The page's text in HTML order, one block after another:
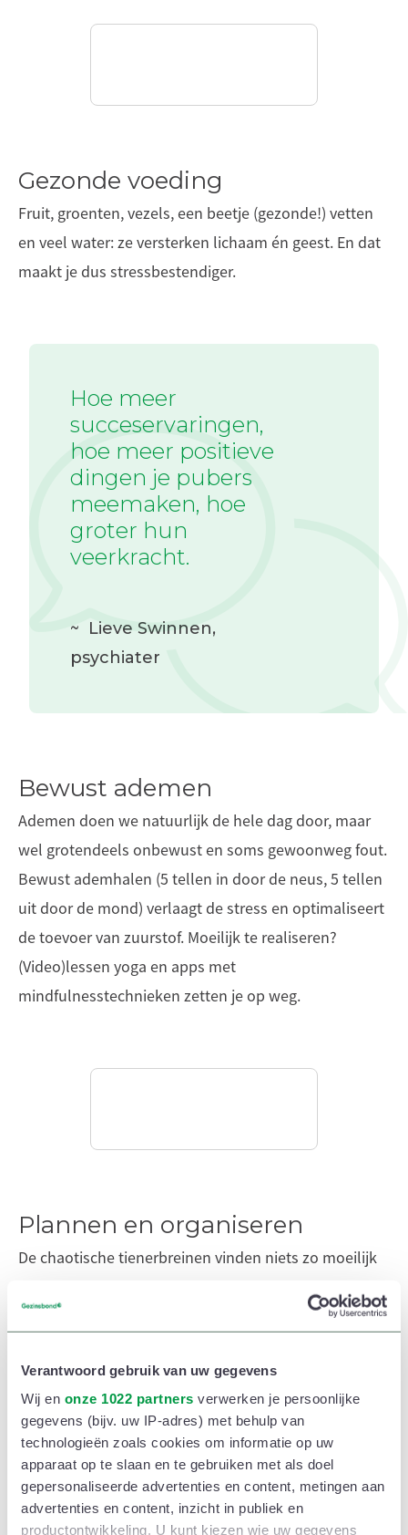
Verantwoord gebruik van uw gegevens
Wij en onze 1022 partners verwerken je persoonlijke
gegevens (bijv. uw IP-adres) met behulp van
technologieën zoals cookies om informatie op uw
apparaat op te slaan en te gebruiken met als doel
gepersonaliseerde advertenties en content, metingen aan
advertenties en content, inzicht in publiek en
productontwikkeling. U kunt kiezen wie uw gegevens
Gezonde voeding
Fruit, groenten, vezels, een beetje (gezonde!) vetten
en veel water: ze versterken lichaam én geest. En dat
maakt je dus stressbestendiger.
Hoe meer
succeservaringen,
hoe meer positieve
dingen je pubers
meemaken, hoe
groter hun
veerkracht.
~ Lieve Swinnen,
psychiater
Bewust ademen
Ademen doen we natuurlijk de hele dag door, maar
wel grotendeels onbewust en soms gewoonweg fout.
Bewust ademhalen (5 tellen in door de neus, 5 tellen
uit door de mond) verlaagt de stress en optimaliseert
de toevoer van zuurstof. Moeilijk te realiseren?
(Video)lessen yoga en apps met
mindfulnesstechnieken zetten je op weg.
Plannen en organiseren
De chaotische tienerbreinen vinden niets zo moeilijk
methode om stress (ietwat) te controleren. Als je
niet verrast worden. En het maakt ook sneller
duidelijk of er te veel op je afkomt: dan is het tijd om
activiteiten te schrappen.